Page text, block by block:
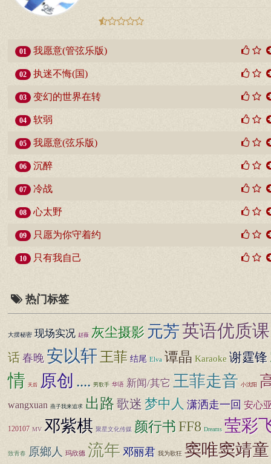
01 我愿意(管弦乐版)
02 执迷不悔(国)
03 变幻的世界在转
04 软弱
05 我愿意(弦乐版)
06 沉醉
07 冷战
08 心太野
09 只愿为你守着约
10 只有我自己
热门标签
大摆秘密 现场实况 赵薇 灰尘摄影 元芳英语优质课
话 春晚 安以轩王菲 结尾 Elva 谭晶 Karaoke 谢霆锋
情 天后 原创 .... 男歌手 华语 新闻/其它 王菲走音 小沈阳
wangxuan 燕子我来追求 出路歌迷 梦中人 潇洒走一回 安心
120107 MV 邓紫棋 聚星文化传媒 颜行书FF8 Dreams 莹彩
致青春 原鄉人 玛欣德 流年 邓丽君 我为歌狂 窦唯窦靖童